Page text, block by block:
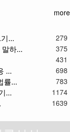
11613
11565
11863
11107
11031
11268
11215
12168
more
... 279
하... 375
431
... 698
률... 783
... 1174
1639